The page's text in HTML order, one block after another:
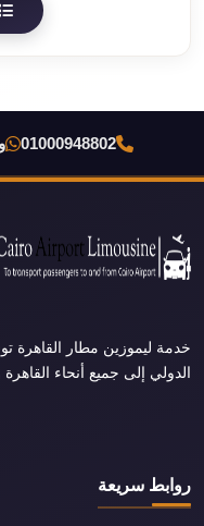
01000948802
خدمة ليموزين مطار القاهرة
الدولي إلى جميع أنحاء القاهرة
روابط سريعة